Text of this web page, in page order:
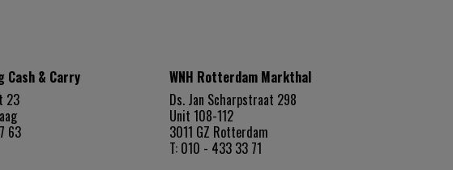
Cash & Carry
23
63
WNH Rotterdam Markthal
Ds. Jan Scharpstraat 298
Unit 108-112
3011 GZ Rotterdam
T: 010 - 433 33 71